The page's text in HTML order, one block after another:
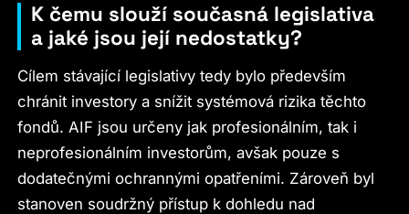
K čemu slouží současná legislativa
a jaké jsou její nedostatky?
Cílem stávající legislativy tedy bylo především
chránit investory a snížit systémová rizika těchto
fondů. AIF jsou určeny jak profesionálním, tak i
neprofesionálním investorům, avšak pouze s
dodatečnými ochrannými opatřeními. Zároveň byl
stanoven soudržný přístup k dohledu nad